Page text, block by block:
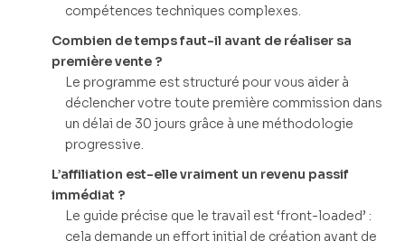
compétences techniques complexes.
Combien de temps faut-il avant de réaliser sa
première vente ?
Le programme est structuré pour vous aider à
déclencher votre toute première commission dans
un délai de 30 jours grâce à une méthodologie
progressive.
L’affiliation est-elle vraiment un revenu passif
immédiat ?
Le guide précise que le travail est ‘front-loaded’ :
cela demande un effort initial de création avant de